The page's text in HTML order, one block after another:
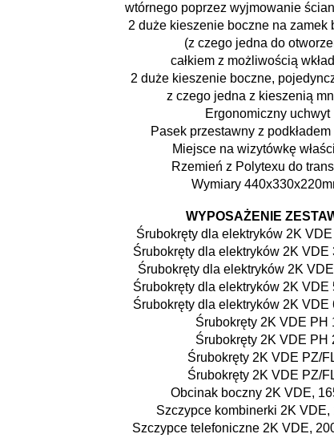
wtórnego poprzez wyjmowanie
2 duże kieszenie boczne na zamek
(z czego jedna do
całkiem z możliwością
2 duże kieszenie boczne,
z czego jedna z kieszenią
Ergonomiczny uchwyt
Pasek przestawny z
Miejsce na wizytówkę
Rzemień z Polytexu do
Wymiary
WYPOSAŻENIE
Śrubokręty dla elektryków 2K
Śrubokręty dla elektryków 2K VDE
Śrubokręty dla elektryków 2K
Śrubokręty dla elektryków 2K VDE
Śrubokręty dla elektryków 2K VDE
Śrubokręty 2K VDE PH
Śrubokręty 2K VDE PH
Śrubokręty 2K VDE PZ/
Śrubokręty 2K VDE PZ/
Obcinak boczny 2K VDE,
Szczypce kombinerki 2K VDE,
Szczypce telefoniczne 2K VDE,